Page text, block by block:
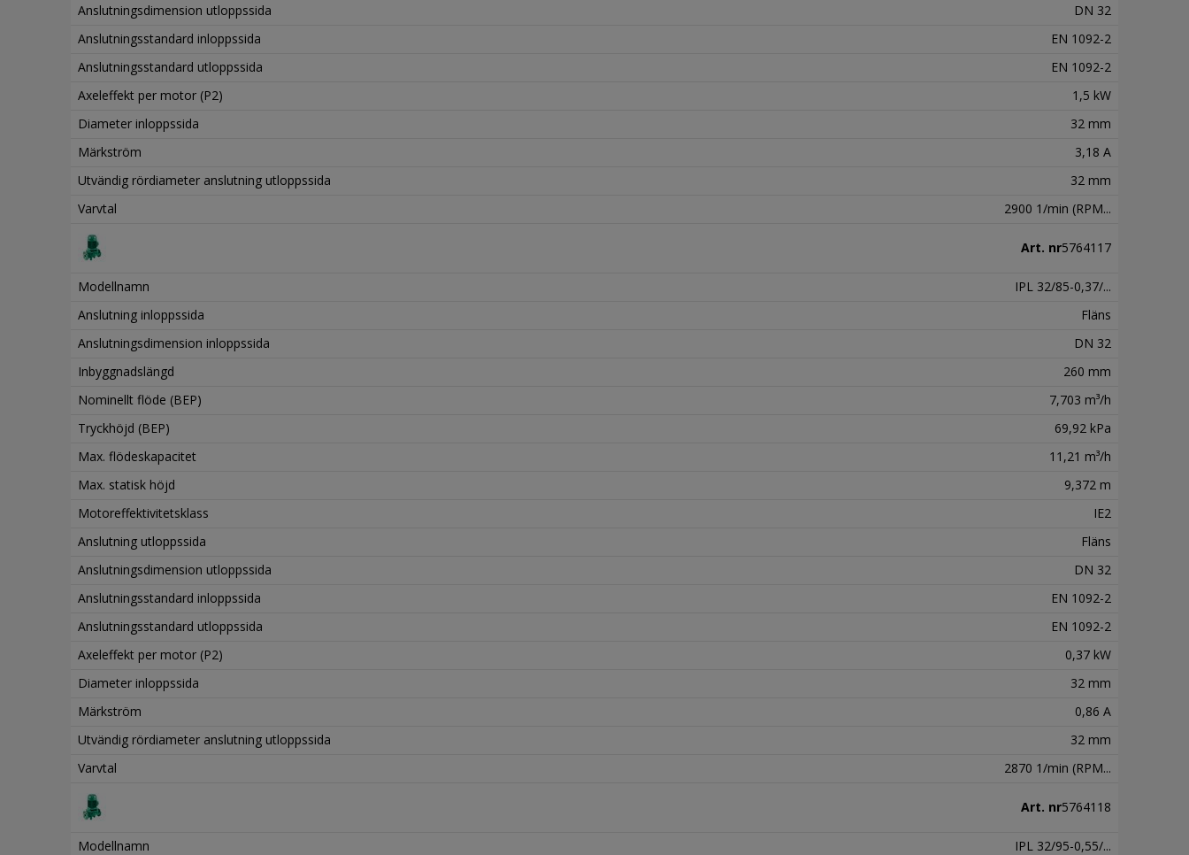
Anslutningsdimension utloppssida
DN 32
Anslutningsstandard inloppssida
EN 1092-2
Anslutningsstandard utloppssida
EN 1092-2
Axeleffekt per motor (P2)
1,5 kW
Diameter inloppssida
32 mm
Märkström
3,18 A
Utvändig rördiameter anslutning utloppssida
32 mm
Varvtal
2900 1/min (RPM...
Art. nr5764117
Modellnamn
IPL 32/85-0,37/...
Anslutning inloppssida
Fläns
Anslutningsdimension inloppssida
DN 32
Inbyggnadslängd
260 mm
Nominellt flöde (BEP)
7,703 m³/h
Tryckhöjd (BEP)
69,92 kPa
Max. flödeskapacitet
11,21 m³/h
Max. statisk höjd
9,372 m
Motoreffektivitetsklass
IE2
Anslutning utloppssida
Fläns
Anslutningsdimension utloppssida
DN 32
Anslutningsstandard inloppssida
EN 1092-2
Anslutningsstandard utloppssida
EN 1092-2
Axeleffekt per motor (P2)
0,37 kW
Diameter inloppssida
32 mm
Märkström
0,86 A
Utvändig rördiameter anslutning utloppssida
32 mm
Varvtal
2870 1/min (RPM...
Art. nr5764118
Modellnamn
IPL 32/95-0,55/...